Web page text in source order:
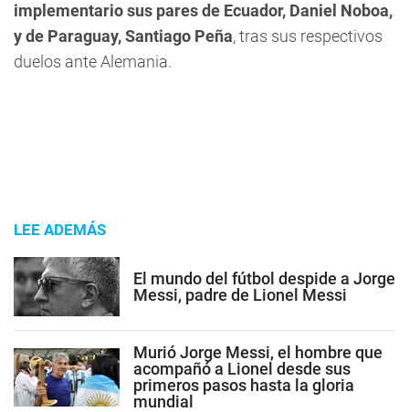
implementario sus pares de Ecuador, Daniel Noboa,
y de Paraguay, Santiago Peña, tras sus respectivos
duelos ante Alemania.
LEE ADEMÁS
El mundo del fútbol despide a Jorge
Messi, padre de Lionel Messi
Murió Jorge Messi, el hombre que
acompañó a Lionel desde sus
primeros pasos hasta la gloria
mundial